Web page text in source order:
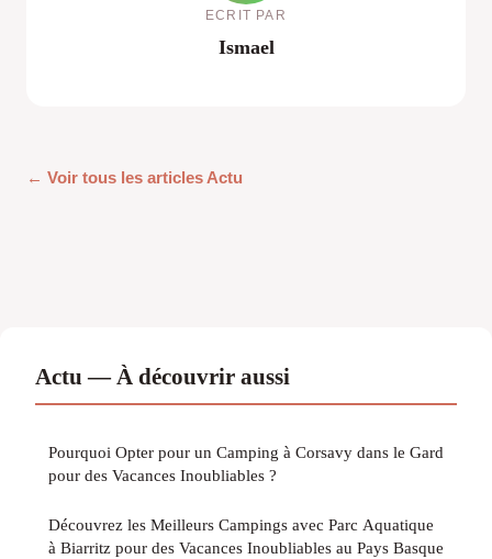
ECRIT PAR
Ismael
← Voir tous les articles Actu
Actu — À découvrir aussi
Pourquoi Opter pour un Camping à Corsavy dans le Gard
pour des Vacances Inoubliables ?
Découvrez les Meilleurs Campings avec Parc Aquatique
à Biarritz pour des Vacances Inoubliables au Pays Basque